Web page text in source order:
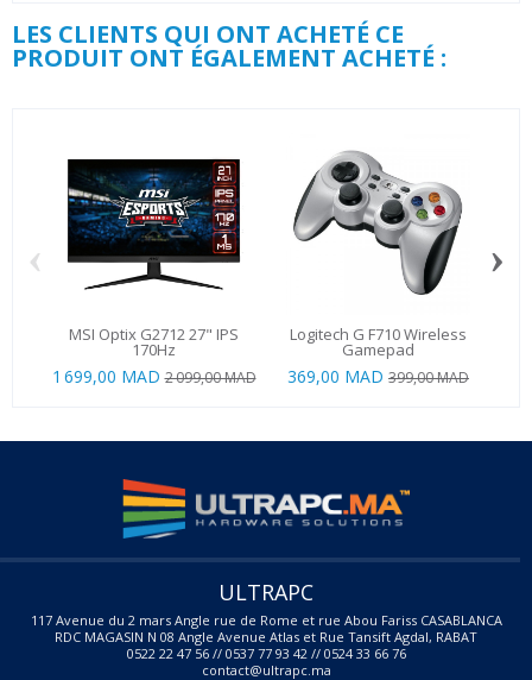
LES CLIENTS QUI ONT ACHETÉ CE
PRODUIT ONT ÉGALEMENT ACHETÉ :
MSI Optix G2712 27" IPS
170Hz
1 699,00 MAD 2 099,00 MAD
Logitech G F710 Wireless
Gamepad
369,00 MAD 399,00 MAD
‹ ›
ULTRAPC
117 Avenue du 2 mars Angle rue de Rome et rue Abou Fariss CASABLANCA
RDC MAGASIN N 08 Angle Avenue Atlas et Rue Tansift Agdal, RABAT
0522 22 47 56 // 0537 77 93 42 // 0524 33 66 76
contact@ultrapc.ma